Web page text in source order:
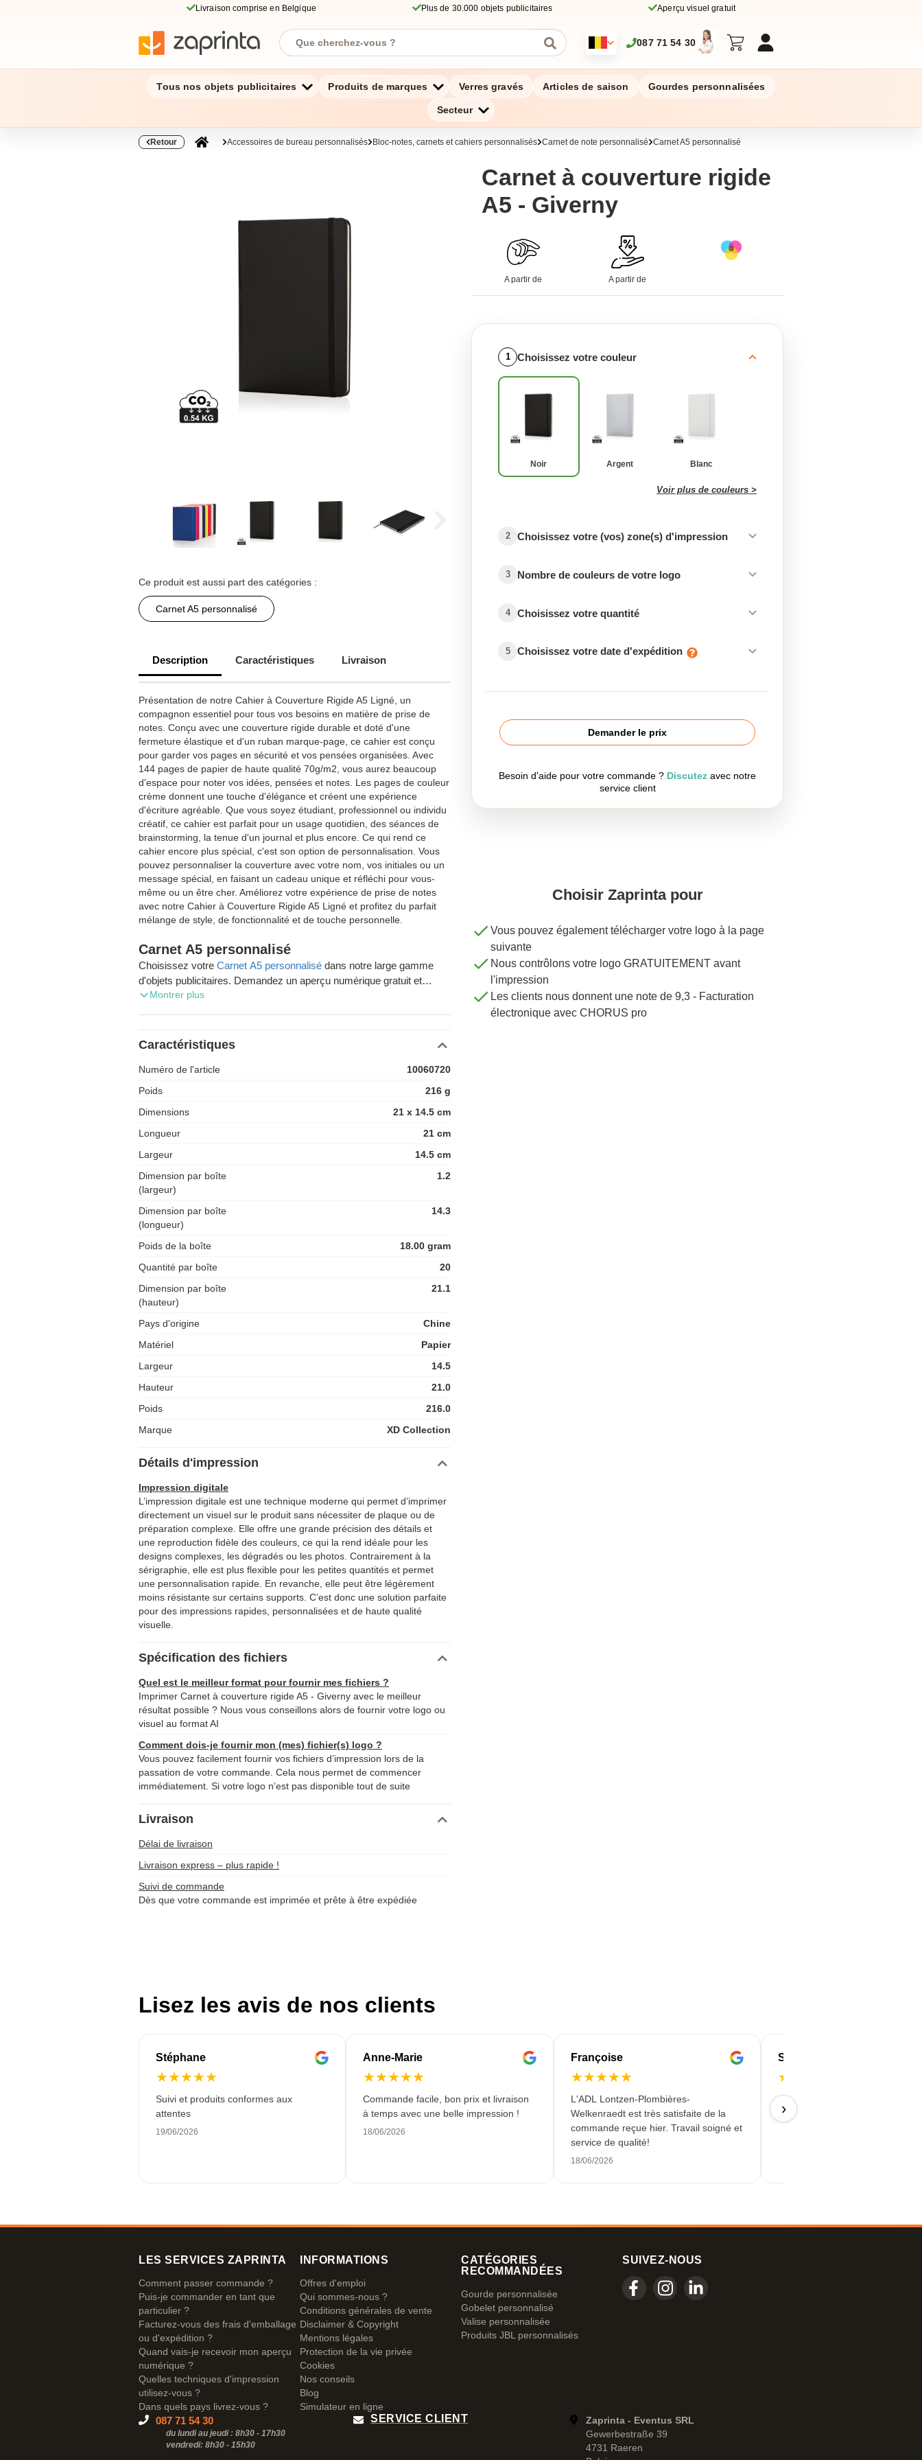
Livraison comprise en Belgique Plus de 30.000 objets publicitaires Aperçu visuel gratuit
087 71 54 30
Tous nos objets publicitaires Produits de marques Verres gravés Articles de saison Gourdes personnalisées
Secteur
Retour Accessoires de bureau personnalisés Bloc-notes, carnets et cahiers personnalisés Carnet de note personnalisé Carnet A5 personnalisé
Ce produit est aussi part des catégories :
Carnet A5 personnalisé
Description Caractéristiques Livraison
Présentation de notre Cahier à Couverture Rigide A5 Ligné, un
compagnon essentiel pour tous vos besoins en matière de prise de
notes. Conçu avec une couverture rigide durable et doté d'une
fermeture élastique et d'un ruban marque-page, ce cahier est conçu
pour garder vos pages en sécurité et vos pensées organisées. Avec
144 pages de papier de haute qualité 70g/m2, vous aurez beaucoup
d'espace pour noter vos idées, pensées et notes. Les pages de couleur
crème donnent une touche d'élégance et créent une expérience
d'écriture agréable. Que vous soyez étudiant, professionnel ou individu
créatif, ce cahier est parfait pour un usage quotidien, des séances de
brainstorming, la tenue d'un journal et plus encore. Ce qui rend ce
cahier encore plus spécial, c'est son option de personnalisation. Vous
pouvez personnaliser la couverture avec votre nom, vos initiales ou un
message spécial, en faisant un cadeau unique et réfléchi pour vous-
même ou un être cher. Améliorez votre expérience de prise de notes
avec notre Cahier à Couverture Rigide A5 Ligné et profitez du parfait
mélange de style, de fonctionnalité et de touche personnelle.
Carnet A5 personnalisé
Choisissez votre Carnet A5 personnalisé dans notre large gamme
d'objets publicitaires. Demandez un aperçu numérique gratuit et
profitez de la livraison gratuite de votre commande.
des articles, Zaprinta Belgique est à votre service. Expert dans la
qualité imprimés avec soin. Parcourez notre large choix de 30.000
références ! Nous envoyons les commandes gratuitement en
contact avec nos spécialistes. Ils répondront à toutes vos questions
immédiatement.
Montrer plus
Caractéristiques
Numéro de l'article
10060720
Poids
216 g
Dimensions
21 x 14.5 cm
Longueur
21 cm
Largeur
14.5 cm
Dimension par boîte
(largeur)
1.2
Dimension par boîte
(longueur)
14.3
Poids de la boîte
18.00 gram
Quantité par boîte
20
Dimension par boîte
(hauteur)
21.1
Pays d'origine
Chine
Matériel
Papier
Largeur
14.5
Hauteur
21.0
Poids
216.0
Marque
XD Collection
Détails d'impression
Impression digitale
L’impression digitale est une technique moderne qui permet d’imprimer
directement un visuel sur le produit sans nécessiter de plaque ou de
préparation complexe. Elle offre une grande précision des détails et
une reproduction fidèle des couleurs, ce qui la rend idéale pour les
designs complexes, les dégradés ou les photos. Contrairement à la
sérigraphie, elle est plus flexible pour les petites quantités et permet
une personnalisation rapide. En revanche, elle peut être légèrement
moins résistante sur certains supports. C’est donc une solution parfaite
pour des impressions rapides, personnalisées et de haute qualité
visuelle.
Spécification des fichiers
Quel est le meilleur format pour fournir mes fichiers ?
Imprimer Carnet à couverture rigide A5 - Giverny avec le meilleur
résultat possible ? Nous vous conseillons alors de fournir votre logo ou
visuel au format AI
Comment dois-je fournir mon (mes) fichier(s) logo ?
Vous pouvez facilement fournir vos fichiers d’impression lors de la
passation de votre commande. Cela nous permet de commencer
immédiatement. Si votre logo n’est pas disponible tout de suite
Livraison
Délai de livraison
Livraison express – plus rapide !
Suivi de commande
Dès que votre commande est imprimée et prête à être expédiée
Carnet à couverture rigide
A5 - Giverny
A partir de A partir de
1 Choisissez votre couleur
Noir Argent Blanc
Voir plus de couleurs >
2 Choisissez votre (vos) zone(s) d'impression
3 Nombre de couleurs de votre logo
4 Choisissez votre quantité
5 Choisissez votre date d'expédition
Demander le prix
Besoin d'aide pour votre commande ? Discutez avec notre
service client
Choisir Zaprinta pour
Vous pouvez également télécharger votre logo à la page
suivante
Nous contrôlons votre logo GRATUITEMENT avant
l'impression
Les clients nous donnent une note de 9,3 - Facturation
électronique avec CHORUS pro
Lisez les avis de nos clients
Stéphane
★★★★★
Suivi et produits conformes aux
attentes
19/06/2026
Anne-Marie
★★★★★
Commande facile, bon prix et livraison
à temps avec une belle impression !
18/06/2026
Françoise
★★★★★
L'ADL Lontzen-Plombières-
Welkenraedt est très satisfaite de la
commande reçue hier. Travail soigné et
service de qualité!
18/06/2026
Serife
★
Livraison rapide, fiable et de
18/06/2026
›
LES SERVICES ZAPRINTA
Comment passer commande ?
Puis-je commander en tant que
particulier ?
Facturez-vous des frais d'emballage
ou d'expédition ?
Quand vais-je recevoir mon aperçu
numérique ?
Quelles techniques d'impression
utilisez-vous ?
Dans quels pays livrez-vous ?
INFORMATIONS
Offres d'emploi
Qui sommes-nous ?
Conditions générales de vente
Disclaimer & Copyright
Mentions légales
Protection de la vie privée
Cookies
Nos conseils
Blog
Simulateur en ligne
CATÉGORIES
RECOMMANDÉES
Gourde personnalisée
Gobelet personnalisé
Valise personnalisée
Produits JBL personnalisés
SUIVEZ-NOUS
087 71 54 30
du lundi au jeudi : 8h30 - 17h30
vendredi: 8h30 - 15h30
SERVICE CLIENT
Zaprinta - Eventus SRL
Gewerbestraße 39
4731 Raeren